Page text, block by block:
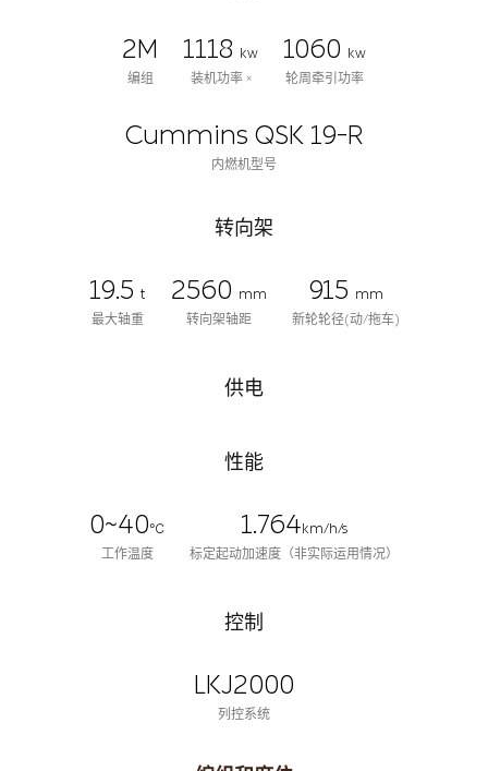
2M
编组
1118 kw
装机功率 ×
1060 kw
轮周牵引功率
Cummins QSK 19-R
内燃机型号
转向架
19.5 t
最大轴重
2560 mm
转向架轴距
915 mm
新轮轮径(动/拖车)
供电
性能
0~40℃
工作温度
1.764km/h/s
标定起动加速度（非实际运用情况）
控制
LKJ2000
列控系统